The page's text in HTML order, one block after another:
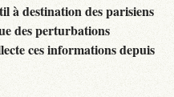
à destination des parisiens
des perturbations
ces informations depuis